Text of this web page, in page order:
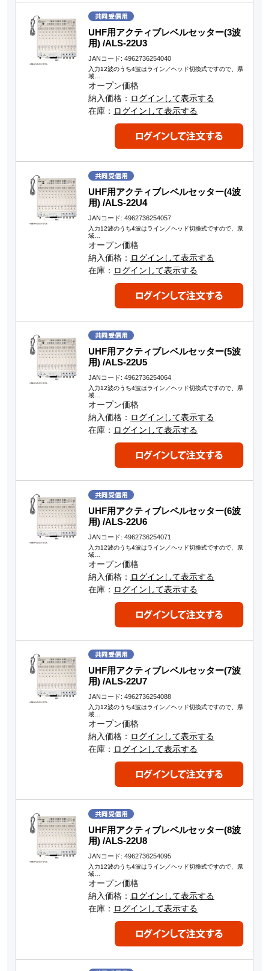
UHF用アクティブレベルセッター(3波
用) /ALS-22U3
JANコード: 4962736254040
入力12波のうち4波はライン／ヘッド切換式ですので、県
域…
オープン価格
納入価格： ログインして表示する
在庫： ログインして表示する
UHF用アクティブレベルセッター(4波
用) /ALS-22U4
JANコード: 4962736254057
入力12波のうち4波はライン／ヘッド切換式ですので、県
域…
オープン価格
納入価格： ログインして表示する
在庫： ログインして表示する
UHF用アクティブレベルセッター(5波
用) /ALS-22U5
JANコード: 4962736254064
入力12波のうち4波はライン／ヘッド切換式ですので、県
域…
オープン価格
納入価格： ログインして表示する
在庫： ログインして表示する
UHF用アクティブレベルセッター(6波
用) /ALS-22U6
JANコード: 4962736254071
入力12波のうち4波はライン／ヘッド切換式ですので、県
域…
オープン価格
納入価格： ログインして表示する
在庫： ログインして表示する
UHF用アクティブレベルセッター(7波
用) /ALS-22U7
JANコード: 4962736254088
入力12波のうち4波はライン／ヘッド切換式ですので、県
域…
オープン価格
納入価格： ログインして表示する
在庫： ログインして表示する
UHF用アクティブレベルセッター(8波
用) /ALS-22U8
JANコード: 4962736254095
入力12波のうち4波はライン／ヘッド切換式ですので、県
域…
オープン価格
納入価格： ログインして表示する
在庫： ログインして表示する